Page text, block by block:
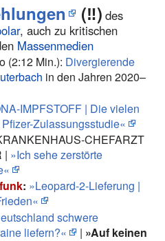
(‼️) des
, auch zu kritischen
Massenmedien
(2:12 Min.): Divergierende
in den Jahren 2020–
IMPFSTOFF | Die vielen
Zulassungsstudie«
CHEFARZT
| »Ich sehe zerstörte
: »Leopard-2-Lieferung |
schwere
liefern?«
| »Auf keinen